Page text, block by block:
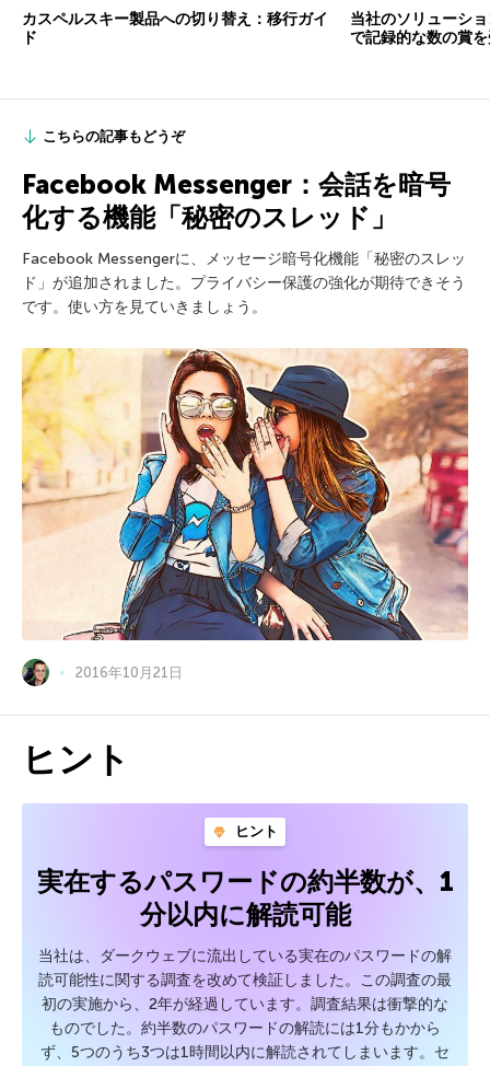
カスペルスキー製品への切り替え：移行ガイ
ド
当社のソリューシ
で記録的な数の賞
こちらの記事もどうぞ
Facebook Messenger：会話を暗号
化する機能「秘密のスレッド」
Facebook Messengerに、メッセージ暗号化機能「秘密のスレッ
ド」が追加されました。プライバシー保護の強化が期待できそう
です。使い方を見ていきましょう。
2016年10月21日
ヒント
ヒント
実在するパスワードの約半数が、1
分以内に解読可能
当社は、ダークウェブに流出している実在のパスワードの解
読可能性に関する調査を改めて検証しました。この調査の最
初の実施から、2年が経過しています。調査結果は衝撃的な
ものでした。約半数のパスワードの解読には1分もかから
ず、5つのうち3つは1時間以内に解読されてしまいます。セ